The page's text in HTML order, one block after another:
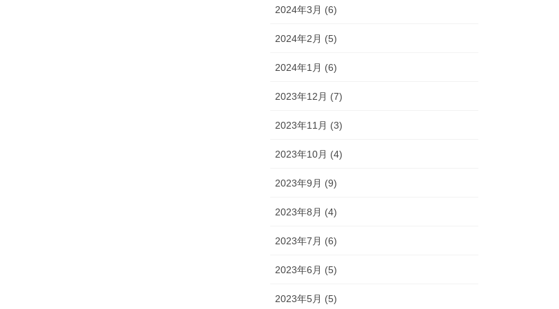
2024年3月 (6)
2024年2月 (5)
2024年1月 (6)
2023年12月 (7)
2023年11月 (3)
2023年10月 (4)
2023年9月 (9)
2023年8月 (4)
2023年7月 (6)
2023年6月 (5)
2023年5月 (5)